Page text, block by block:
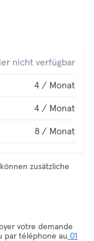
nicht verfügbar
4 / Monat
4 / Monat
8 / Monat
zusätzliche
votre demande
par téléphone au 01